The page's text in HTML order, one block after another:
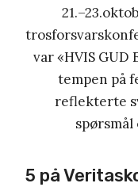
var «HVIS
tempen på
reflekterte
5 på